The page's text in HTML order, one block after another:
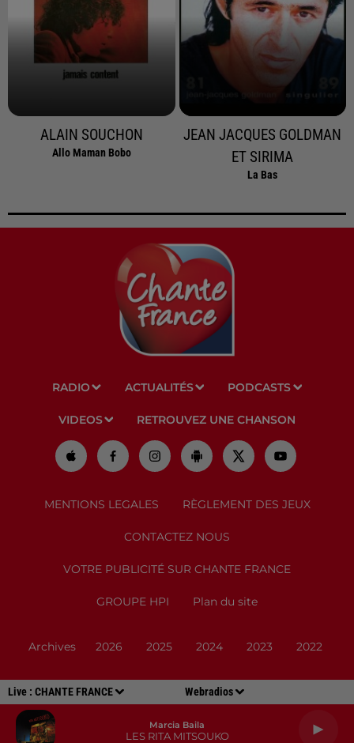
Live : CHANTE FRANCE Webradios
Marcia Baila
LES RITA MITSOUKO
ALAIN SOUCHON
Allo Maman Bobo
JEAN JACQUES GOLDMAN
ET SIRIMA
La Bas
RADIO ACTUALITÉS PODCASTS
VIDEOS RETROUVEZ UNE CHANSON
MENTIONS LEGALES RÈGLEMENT DES JEUX
CONTACTEZ NOUS
VOTRE PUBLICITÉ SUR CHANTE FRANCE
GROUPE HPI Plan du site
Archives 2026 2025 2024 2023 2022